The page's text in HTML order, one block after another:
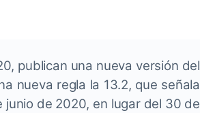
publican una nueva versión del
nueva regla la 13.2, que señala
de 2020, en lugar del 30 de